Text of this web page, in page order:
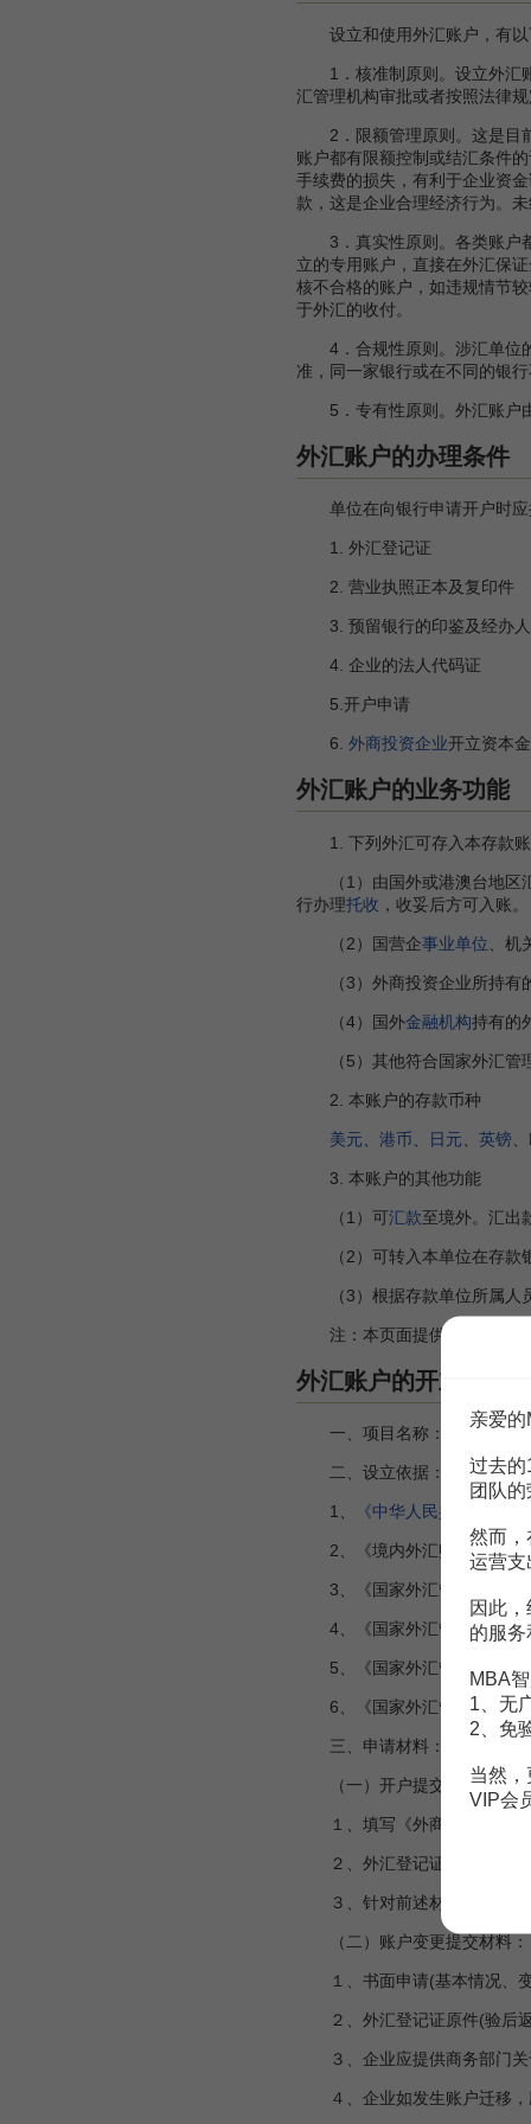
设立和使用外汇账户，有以
1．核准制原则。设立外汇
汇管理机构审批或者按照法律
2．限额管理原则。这是目前
账户都有限额控制或结汇条件
手续费的损失，有利于企业资
款，这是企业合理经济行为。
3．真实性原则。各类账户都
立的专用账户，直接在外汇保
核不合格的账户，如违规情节
于外汇的收付。
4．合规性原则。涉汇单位的
准，同一家银行或在不同的银
5．专有性原则。外汇账户由
外汇账户的办理条件
单位在向银行申请开户时应
1. 外汇登记证
2. 营业执照正本及复印件
3. 预留银行的印鉴及经办人
4. 企业的法人代码证
5.开户申请
6. 外商投资企业开立资本
外汇账户的业务功能
1. 下列外汇可存入本存款
（1）由国外或港澳台地区汇
行办理托收 ，收妥后方可入账。
（2）国营企事业单位 、
（3）外商投资企业所持有
（4）国外金融机构持有的
（5）其他符合国家外汇管
2. 本账户的存款币种
美元 港币 日元 英镑
3. 本账户的其他功能
（1）可汇款至境外。汇出
（2）可转入本单位在存款
（3）根据存款单位所属人
注：本页面提供信息仅供参
外汇账户的开立、变
一、项目名称：外汇账户的
二、设立依据：
1、 《中华人民共和国外汇
2、《境内外汇账户管理规
3、《国家外汇管理局关于进
4、《国家外汇管理局关于调
5、《国家外汇管理局关于义
6、《国家外汇管理局关于关
三、申请材料：
（一）开户提交材料：
１、填写《外商投资企业开
２、外汇登记证原件(验后
３、针对前述材料应当提供
（二）账户变更提交材料：
１、书面申请(基本情况、
２、外汇登记证原件(验后
３、企业应提供商务部门关
４、企业如发生账户迁移，
亲爱
过去的
团队
然而，
运营支
因此
的服
MBA
1、无
2、免
当然
VIP会